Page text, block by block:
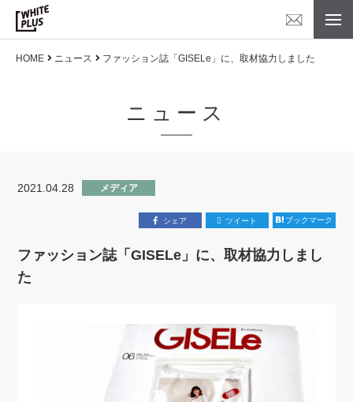
HOME ニュース ファッション誌「GISELe」に、取材協力しました
ニュース
2021.04.28 メディア
シェア ツイート ブックマーク
ファッション誌「GISELe」に、取材協力しまし
た